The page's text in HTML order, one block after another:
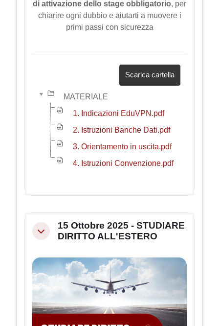
di attivazione dello stage obbligatorio, per
chiarire ogni dubbio e aiutarti a muovere i
primi passi con sicurezza
Scarica cartella
MATERIALE
1. Indicazioni EduVPN.pdf
2. Istruzioni Banche Dati.pdf
3. Orientamento in uscita.pdf
4. Istruzioni Convenzione.pdf
Minimizza
15 Ottobre 2025 - STUDIARE
DIRITTO ALL'ESTERO